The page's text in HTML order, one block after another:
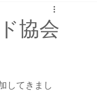
ー場 スキー
協会
してきまし